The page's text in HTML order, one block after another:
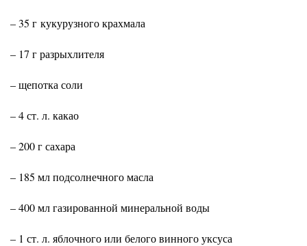
– 35 г кукурузного крахмала
– 17 г разрыхлителя
– щепотка соли
– 4 ст. л. какао
– 200 г сахара
– 185 мл подсолнечного масла
– 400 мл газированной минеральной воды
– 1 ст. л. яблочного или белого винного уксуса